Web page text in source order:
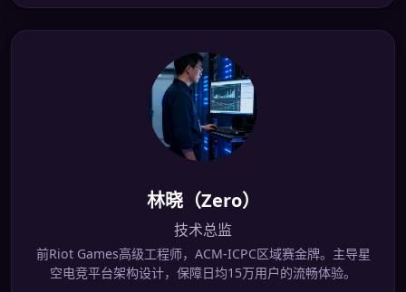
林晓（Zero）
技术总监
前Riot Games高级工程师，ACM-ICPC区域赛金牌。主导星
空电竞平台架构设计，保障日均15万用户的流畅体验。